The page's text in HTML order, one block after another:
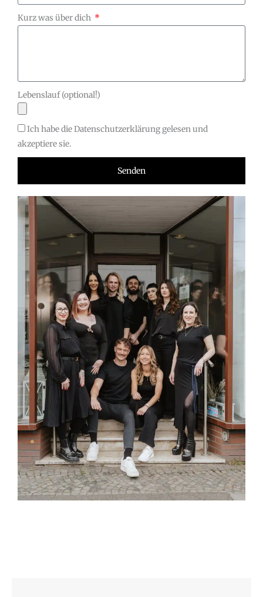
Kurz was über dich
Lebenslauf (optional!)
Ich habe die Datenschutzerklärung gelesen und
akzeptiere sie.
Senden